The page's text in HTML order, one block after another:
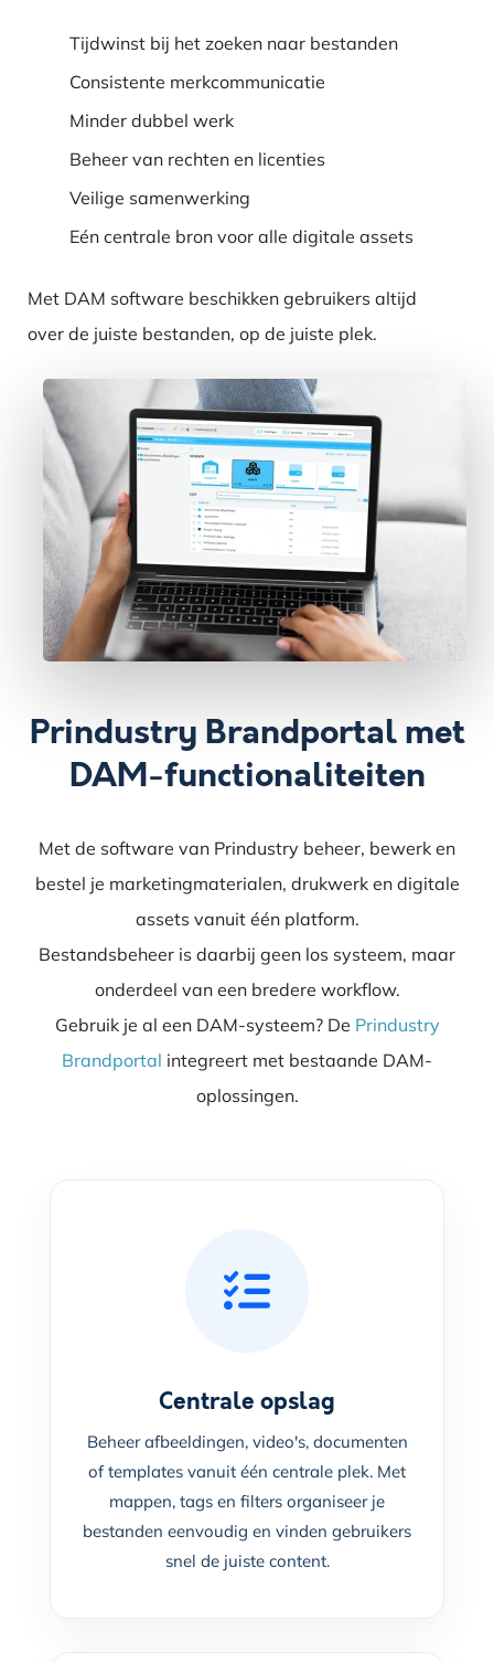
Tijdwinst bij het zoeken naar bestanden
Consistente merkcommunicatie
Minder dubbel werk
Beheer van rechten en licenties
Veilige samenwerking
Eén centrale bron voor alle digitale assets
Met DAM software beschikken gebruikers altijd
over de juiste bestanden, op de juiste plek.
Prindustry Brandportal met
DAM-functionaliteiten
Met de software van Prindustry beheer, bewerk en
bestel je marketingmaterialen, drukwerk en digitale
assets vanuit één platform.
Bestandsbeheer is daarbij geen los systeem, maar
onderdeel van een bredere workflow.
Gebruik je al een DAM-systeem? De Prindustry
Brandportal integreert met bestaande DAM-
oplossingen.
Centrale opslag
Beheer afbeeldingen, video's, documenten
of templates vanuit één centrale plek. Met
mappen, tags en filters organiseer je
bestanden eenvoudig en vinden gebruikers
snel de juiste content.